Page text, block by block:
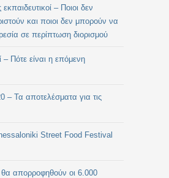
– Ποιοι δεν
και ποιοι δεν μπορούν να
σε περίπτωση διορισμού
– Πότε είναι η επόμενη
Τα αποτελέσματα για τις
Street Food Festival
απορροφηθούν οι 6.000